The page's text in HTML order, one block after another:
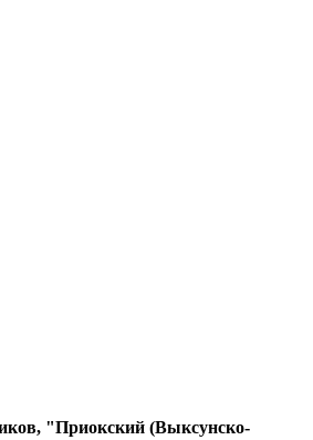
"Приокский (Выксунско-